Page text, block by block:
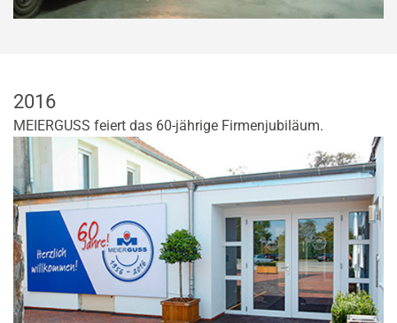
2016
MEIERGUSS feiert das 60-jährige Firmenjubiläum.